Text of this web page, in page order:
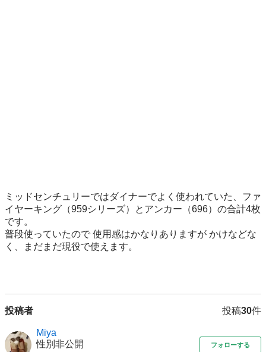
ミッドセンチュリーではダイナーでよく使われていた、ファ
イヤーキング（959シリーズ）とアンカー（696）の合計4枚
です。
普段使っていたので 使用感はかなりありますが かけなどな
く、まだまだ現役で使えます。
投稿者 投稿30件
Miya
性別非公開
フォローする